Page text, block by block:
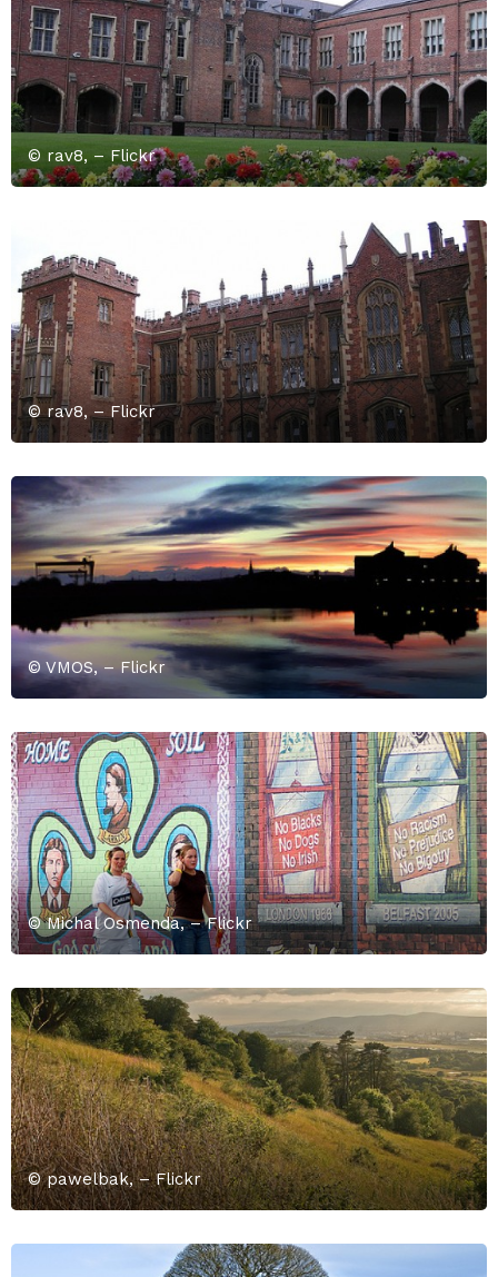
© rav8, – Flickr
© rav8, – Flickr
© VMOS, – Flickr
© Michal Osmenda, – Flickr
© pawelbak, – Flickr